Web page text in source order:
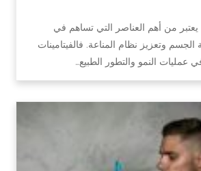
يعتبر من أهم العناصر التي تساهم في
وتعزيز نظام المناعة. فالفيتامينات
عمليات النمو والتطور الطبيع…